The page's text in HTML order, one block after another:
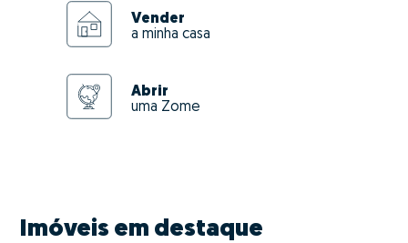
Vender
a minha casa
Abrir
uma Zome
Imóveis em destaque